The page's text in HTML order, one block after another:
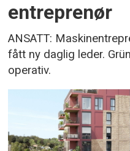
entreprenør
ANSATT:
fått ny daglig leder.
operativ.